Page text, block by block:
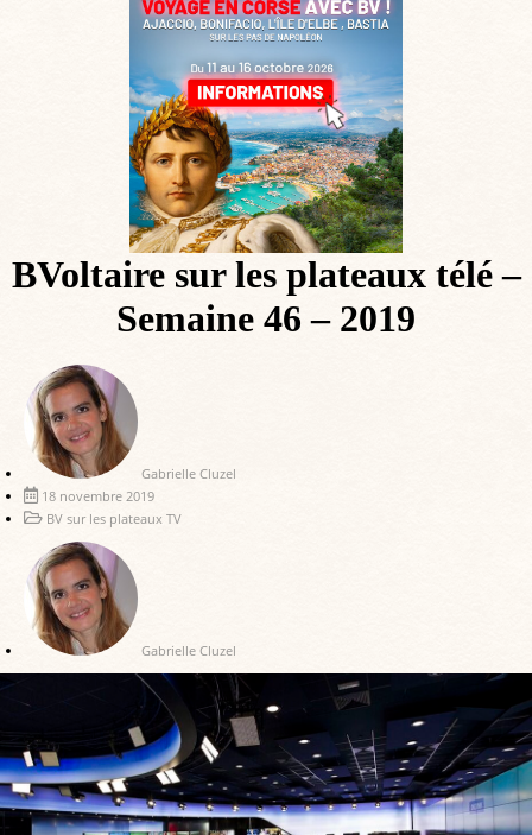
BVoltaire sur les plateaux télé –
Semaine 46 – 2019
Gabrielle Cluzel
18 novembre 2019
BV sur les plateaux TV
Gabrielle Cluzel